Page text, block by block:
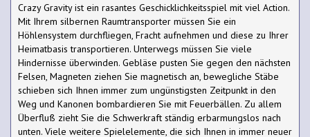
Crazy Gravity ist ein rasantes Geschicklichkeitsspiel mit viel Action.
Mit Ihrem silbernen Raumtransporter müssen Sie ein
Höhlensystem durchfliegen, Fracht aufnehmen und diese zu Ihrer
Heimatbasis transportieren. Unterwegs müssen Sie viele
Hindernisse überwinden. Gebläse pusten Sie gegen den nächsten
Felsen, Magneten ziehen Sie magnetisch an, bewegliche Stäbe
schieben sich Ihnen immer zum ungünstigsten Zeitpunkt in den
Weg und Kanonen bombardieren Sie mit Feuerbällen. Zu allem
Überfluß zieht Sie die Schwerkraft ständig erbarmungslos nach
unten. Viele weitere Spielelemente, die sich Ihnen in immer neuer